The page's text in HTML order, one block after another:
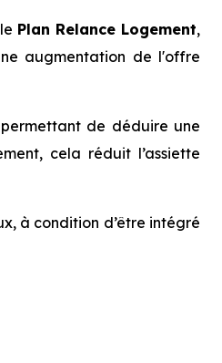
Plan Relance Logement,
augmentation de l'offre
de déduire une
cela réduit l’assiette
à condition d’être intégré